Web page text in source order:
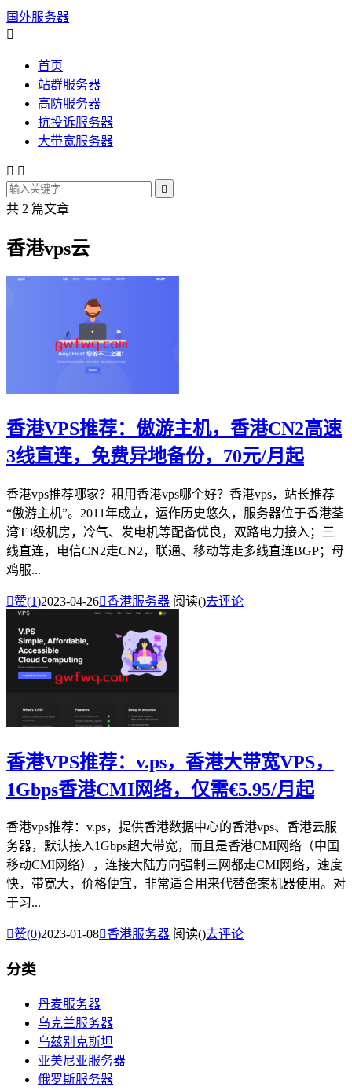
国外服务器

首页
站群服务器
高防服务器
抗投诉服务器
大带宽服务器
 

共 2 篇文章
香港vps云
香港VPS推荐：傲游主机，香港CN2高速
3线直连，免费异地备份，70元/月起
香港vps推荐哪家？租用香港vps哪个好？香港vps，站长推荐
“傲游主机”。2011年成立，运作历史悠久，服务器位于香港荃
湾T3级机房，冷气、发电机等配备优良，双路电力接入；三
线直连，电信CN2走CN2，联通、移动等走多线直连BGP；母
鸡服...
赞(1)2023-04-26香港服务器 阅读()去评论
香港VPS推荐：v.ps，香港大带宽VPS，
1Gbps香港CMI网络，仅需€5.95/月起
香港vps推荐：v.ps，提供香港数据中心的香港vps、香港云服
务器，默认接入1Gbps超大带宽，而且是香港CMI网络（中国
移动CMI网络），连接大陆方向强制三网都走CMI网络，速度
快，带宽大，价格便宜，非常适合用来代替备案机器使用。对
于习...
赞(0)2023-01-08香港服务器 阅读()去评论
分类
丹麦服务器
乌克兰服务器
乌兹别克斯坦
亚美尼亚服务器
俄罗斯服务器